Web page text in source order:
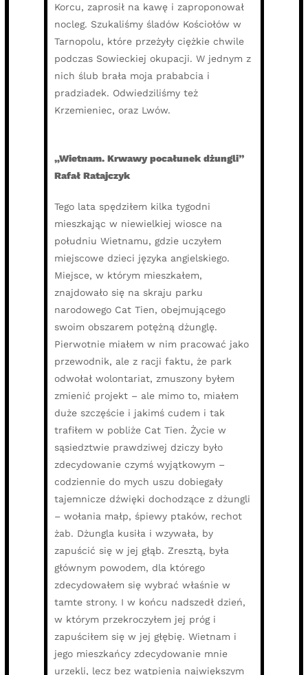
Korcu, zaprosił na kawę i zaproponował
nocleg. Szukaliśmy śladów Kościołów w
Tarnopolu, które przeżyły ciężkie chwile
podczas Sowieckiej okupacji. W jednym z
nich ślub brała moja prababcia i
pradziadek. Odwiedziliśmy też
Krzemieniec, oraz Lwów.
„Wietnam. Krwawy pocałunek dżungli”
Rafał Ratajczyk
Tego lata spędziłem kilka tygodni
mieszkając w niewielkiej wiosce na
południu Wietnamu, gdzie uczyłem
miejscowe dzieci języka angielskiego.
Miejsce, w którym mieszkałem,
znajdowało się na skraju parku
narodowego Cat Tien, obejmującego
swoim obszarem potężną dżunglę.
Pierwotnie miałem w nim pracować jako
przewodnik, ale z racji faktu, że park
odwołał wolontariat, zmuszony byłem
zmienić projekt – ale mimo to, miałem
duże szczęście i jakimś cudem i tak
trafiłem w pobliże Cat Tien. Życie w
sąsiedztwie prawdziwej dziczy było
zdecydowanie czymś wyjątkowym –
codziennie do mych uszu dobiegały
tajemnicze dźwięki dochodzące z dżungli
– wołania małp, śpiewy ptaków, rechot
żab. Dżungla kusiła i wzywała, by
zapuścić się w jej głąb. Zresztą, była
głównym powodem, dla którego
zdecydowałem się wybrać właśnie w
tamte strony. I w końcu nadszedł dzień,
w którym przekroczyłem jej próg i
zapuściłem się w jej głębię. Wietnam i
jego mieszkańcy zdecydowanie mnie
urzekli, lecz bez wątpienia największym